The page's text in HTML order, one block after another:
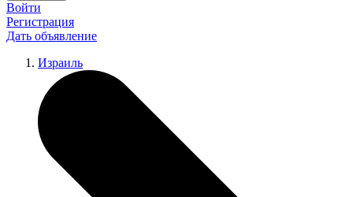
Войти
Регистрация
Дать объявление
Израиль